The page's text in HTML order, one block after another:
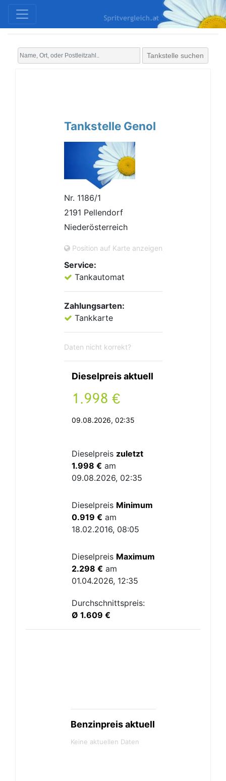
Tankstelle suchen
Tankstelle Genol
Nr. 1186/1
2191 Pellendorf
Niederösterreich
Position auf Karte anzeigen
Service:
Tankautomat
Zahlungsarten:
Tankkarte
Daten nicht korrekt?
Dieselpreis aktuell
. €
09.08.2026, 02:35
Dieselpreis zuletzt
1.998 € am
09.08.2026, 02:35
Dieselpreis Minimum
0.919 € am
18.02.2016, 08:05
Dieselpreis Maximum
2.298 € am
01.04.2026, 12:35
Durchschnittspreis:
Ø 1.609 €
Benzinpreis aktuell
Keine aktuellen Daten